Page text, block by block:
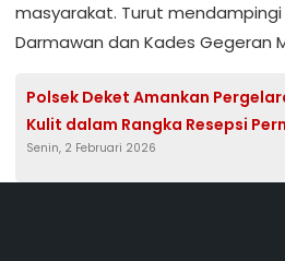
masyarakat. Turut mendampingi
Darmawan dan Kades Gegeran
Polsek Deket Amankan
Kulit dalam Rangka Resepsi
Dusun Kebontengah, Desa
Senin, 2 Februari 2026